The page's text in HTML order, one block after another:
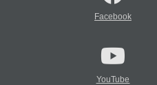
Facebook
YouTube